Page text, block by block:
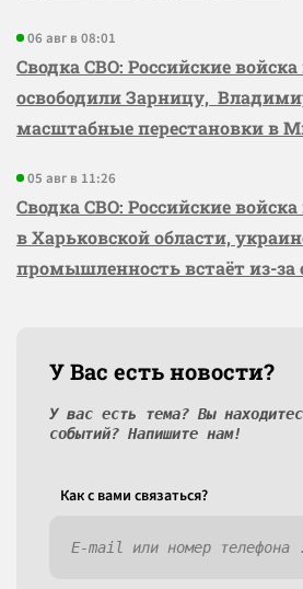
06 авг в 08:01
Сводка СВО: Российские
освободили Зарницу,
масштабные перестановки в
05 авг в 11:26
Сводка СВО: Российские
в Харьковской области,
промышленность встаёт из-за
У Вас есть новости?
У вас есть тема? Вы
событий? Напишите нам!
Как c вами связаться?